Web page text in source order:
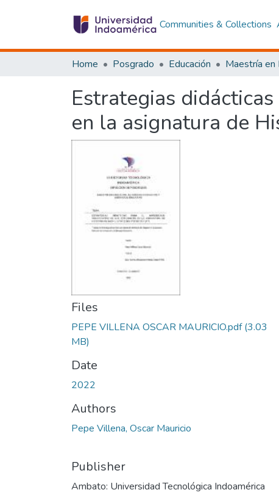
Communities & Collections
Home Posgrado Educación
Estrategias
en la asignatura de
Files
PEPE VILLENA OSCAR MAURICIO.pdf(3.03
MB)
Date
2022
Authors
Pepe Villena, Oscar Mauricio
Publisher
Ambato: Universidad Tecnológica Indoamérica